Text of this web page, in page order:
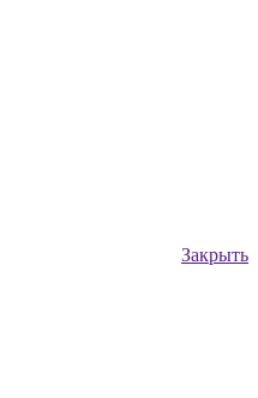
Закрыть